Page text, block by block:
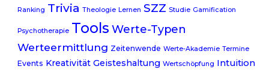
Ranking Trivia Theologie Lernen SZZ Studie Gamification
Psychotherapie Tools Werte-Typen
Werteermittlung Zeitenwende Werte-Akademie Termine
Events Kreativität Geisteshaltung Wertschöpfung Intuition